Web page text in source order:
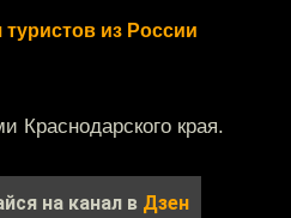
туристов из России
Краснодарского края.
на канал в Дзен